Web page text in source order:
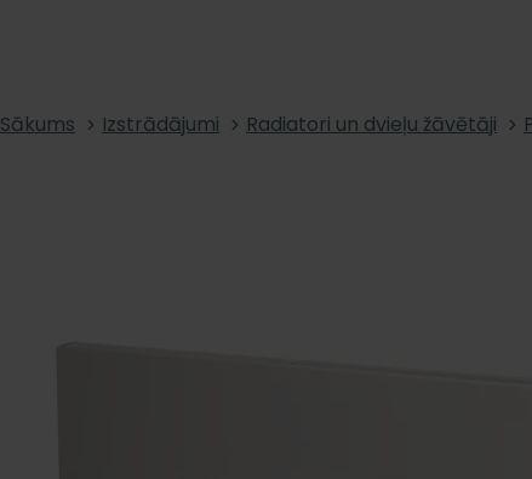
Sākums Izstrādājumi Radiatori un dvieļu žāvētāji